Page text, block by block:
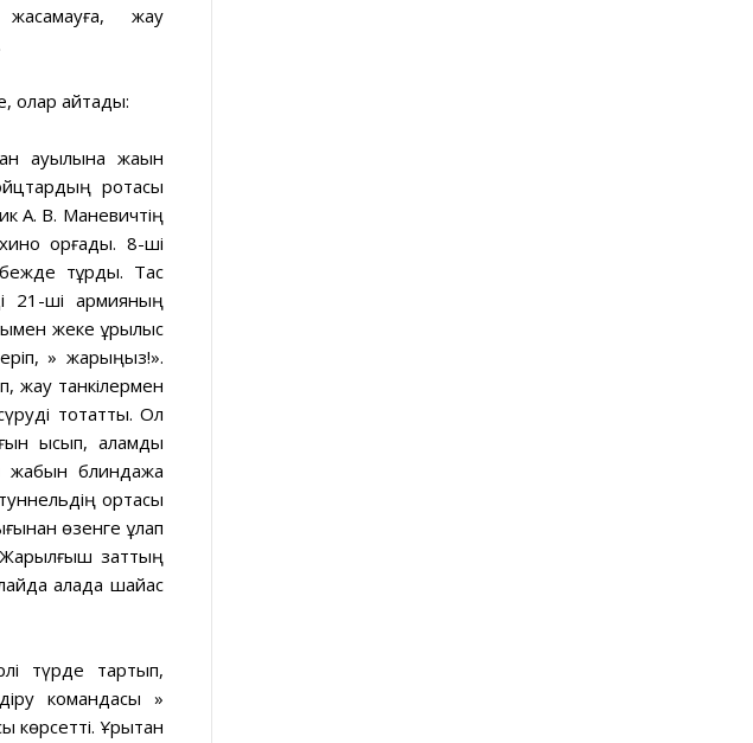
жау
олар айтады:
ауылына жақын
ротасы
А. В. Маневичтің
қорғады. 8-ші
тұрды. Тас
21-ші армияның
жеке құрылыс
» жарыңыз!».
жау танкілермен
тоқтатты. Ол
қысып, қаламды
жабын блиндажа
ортасы
өзенге құлап
Жарылғыш заттың
қалада шайқас
түрде тартып,
командасы »
Ұрықтан